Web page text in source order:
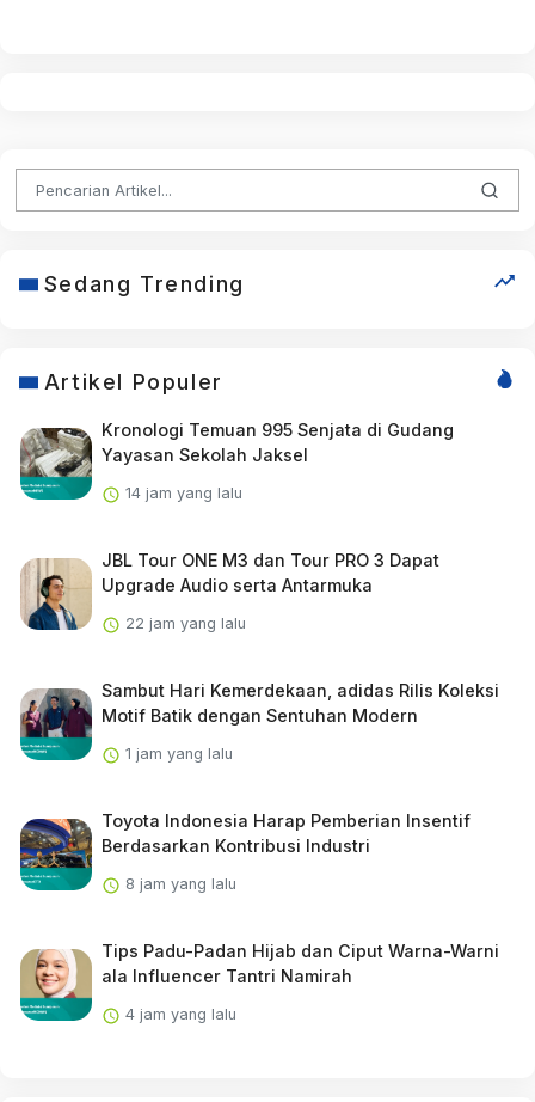
Sedang Trending
Artikel Populer
Kronologi Temuan 995 Senjata di Gudang
Yayasan Sekolah Jaksel
14 jam yang lalu
JBL Tour ONE M3 dan Tour PRO 3 Dapat
Upgrade Audio serta Antarmuka
22 jam yang lalu
Sambut Hari Kemerdekaan, adidas Rilis Koleksi
Motif Batik dengan Sentuhan Modern
1 jam yang lalu
Toyota Indonesia Harap Pemberian Insentif
Berdasarkan Kontribusi Industri
8 jam yang lalu
Tips Padu-Padan Hijab dan Ciput Warna-Warni
ala Influencer Tantri Namirah
4 jam yang lalu